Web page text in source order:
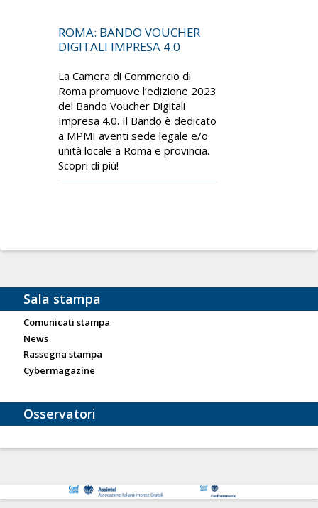
ROMA: BANDO VOUCHER
DIGITALI IMPRESA 4.0
La Camera di Commercio di
Roma promuove l’edizione 2023
del Bando Voucher Digitali
Impresa 4.0. Il Bando è dedicato
a MPMI aventi sede legale e/o
unità locale a Roma e provincia.
Scopri di più!
Sala stampa
Comunicati stampa
News
Rassegna stampa
Cybermagazine
Osservatori